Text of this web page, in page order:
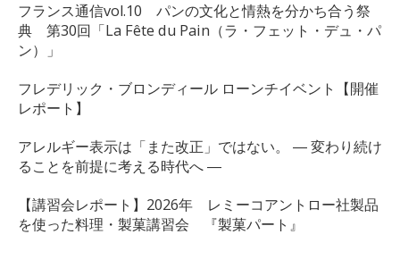
フランス通信vol.10 パンの文化と情熱を分かち合う祭
典 第30回「La Fête du Pain（ラ・フェット・デュ・パ
ン）」
フレデリック・ブロンディール ローンチイベント【開催
レポート】
アレルギー表示は「また改正」ではない。 ― 変わり続け
ることを前提に考える時代へ ―
【講習会レポート】2026年 レミーコアントロー社製品
を使った料理・製菓講習会 『製菓パート』